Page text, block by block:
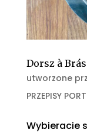
Dorsz à
utworzone
PRZEPISY
Wybieracie